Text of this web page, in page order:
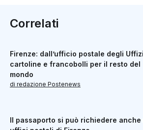
Correlati
Firenze: dall’ufficio postale degli Uffizi
cartoline e francobolli per il resto del
mondo
di redazione Postenews
Il passaporto si può richiedere anche